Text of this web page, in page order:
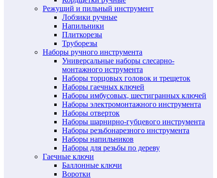
Режущий и пильный инструмент
Лобзики ручные
Напильники
Плиткорезы
Труборезы
Наборы ручного инструмента
Универсальные наборы слесарно-
монтажного иструмента
Наборы торцовых головок и трещеток
Наборы гаечных ключей
Наборы имбусовых, шестигранных ключей
Наборы электромонтажного инструмента
Наборы отверток
Наборы шарнирно-губцевого инструмента
Наборы резьбонарезного инструмента
Наборы напильников
Наборы для резьбы по дереву
Гаечные ключи
Баллонные ключи
Воротки